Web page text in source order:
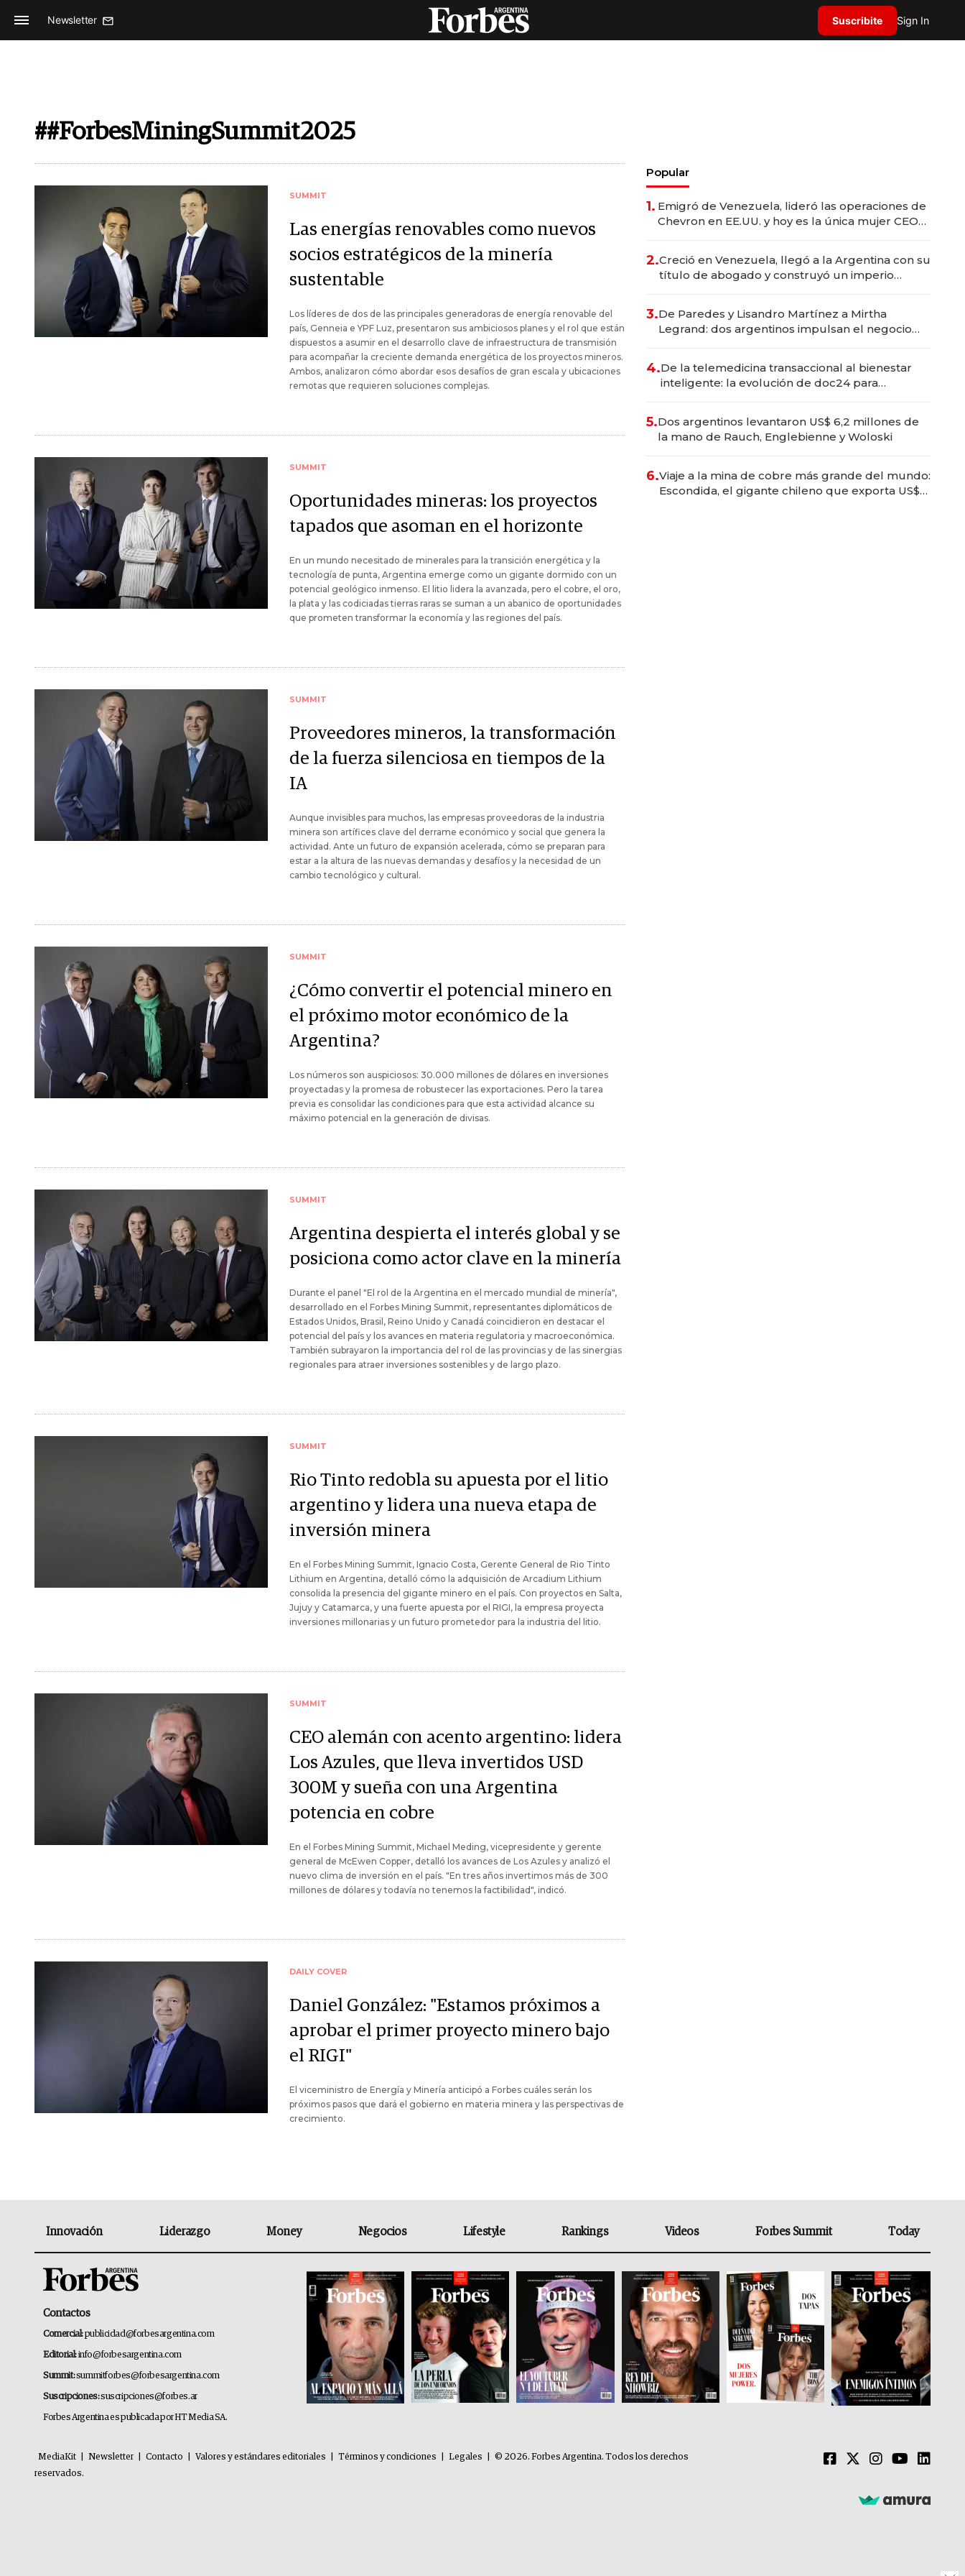
Newsletter Suscribite Sign In
##ForbesMiningSummit2025
SUMMIT
Las energías renovables como nuevos
socios estratégicos de la minería
sustentable
Los líderes de dos de las principales generadoras de energía renovable del
país, Genneia e YPF Luz, presentaron sus ambiciosos planes y el rol que están
dispuestos a asumir en el desarrollo clave de infraestructura de transmisión
para acompañar la creciente demanda energética de los proyectos mineros.
Ambos, analizaron cómo abordar esos desafíos de gran escala y ubicaciones
remotas que requieren soluciones complejas.
SUMMIT
Oportunidades mineras: los proyectos
tapados que asoman en el horizonte
En un mundo necesitado de minerales para la transición energética y la
tecnología de punta, Argentina emerge como un gigante dormido con un
potencial geológico inmenso. El litio lidera la avanzada, pero el cobre, el oro,
la plata y las codiciadas tierras raras se suman a un abanico de oportunidades
que prometen transformar la economía y las regiones del país.
SUMMIT
Proveedores mineros, la transformación
de la fuerza silenciosa en tiempos de la
IA
Aunque invisibles para muchos, las empresas proveedoras de la industria
minera son artífices clave del derrame económico y social que genera la
actividad. Ante un futuro de expansión acelerada, cómo se preparan para
estar a la altura de las nuevas demandas y desafíos y la necesidad de un
cambio tecnológico y cultural.
SUMMIT
¿Cómo convertir el potencial minero en
el próximo motor económico de la
Argentina?
Los números son auspiciosos: 30.000 millones de dólares en inversiones
proyectadas y la promesa de robustecer las exportaciones. Pero la tarea
previa es consolidar las condiciones para que esta actividad alcance su
máximo potencial en la generación de divisas.
SUMMIT
Argentina despierta el interés global y se
posiciona como actor clave en la minería
Durante el panel "El rol de la Argentina en el mercado mundial de minería",
desarrollado en el Forbes Mining Summit, representantes diplomáticos de
Estados Unidos, Brasil, Reino Unido y Canadá coincidieron en destacar el
potencial del país y los avances en materia regulatoria y macroeconómica.
También subrayaron la importancia del rol de las provincias y de las sinergias
regionales para atraer inversiones sostenibles y de largo plazo.
SUMMIT
Rio Tinto redobla su apuesta por el litio
argentino y lidera una nueva etapa de
inversión minera
En el Forbes Mining Summit, Ignacio Costa, Gerente General de Rio Tinto
Lithium en Argentina, detalló cómo la adquisición de Arcadium Lithium
consolida la presencia del gigante minero en el país. Con proyectos en Salta,
Jujuy y Catamarca, y una fuerte apuesta por el RIGI, la empresa proyecta
inversiones millonarias y un futuro prometedor para la industria del litio.
SUMMIT
CEO alemán con acento argentino: lidera
Los Azules, que lleva invertidos USD
300M y sueña con una Argentina
potencia en cobre
En el Forbes Mining Summit, Michael Meding, vicepresidente y gerente
general de McEwen Copper, detalló los avances de Los Azules y analizó el
nuevo clima de inversión en el país. "En tres años invertimos más de 300
millones de dólares y todavía no tenemos la factibilidad", indicó.
DAILY COVER
Daniel González: "Estamos próximos a
aprobar el primer proyecto minero bajo
el RIGI"
El viceministro de Energía y Minería anticipó a Forbes cuáles serán los
próximos pasos que dará el gobierno en materia minera y las perspectivas de
crecimiento.
Popular
1. Emigró de Venezuela, lideró las operaciones de
Chevron en EE.UU. y hoy es la única mujer CEO
2.Creció en Venezuela, llegó a la Argentina con su
título de abogado y construyó un imperio
3.De Paredes y Lisandro Martínez a Mirtha
Legrand: dos argentinos impulsan el negocio
4.De la telemedicina transaccional al bienestar
inteligente: la evolución de doc24 para
5.Dos argentinos levantaron US$ 6,2 millones de
la mano de Rauch, Englebienne y Woloski
6.Viaje a la mina de cobre más grande del mundo:
Escondida, el gigante chileno que exporta US$
Innovación Liderazgo Money Negocios Lifestyle Rankings Videos Forbes Summit Today
Contactos
Comercial:publicidad@forbesargentina.com
Editorial:info@forbesargentina.com
Summit:summitforbes@forbesargentina.com
Suscripciones:suscripciones@forbes.ar
Forbes Argentina es publicada por HT Media SA.
MediaKit Newsletter Contacto Valores y estándares editoriales Términos y condiciones Legales
© 2026. Forbes Argentina. Todos los derechos
reservados.